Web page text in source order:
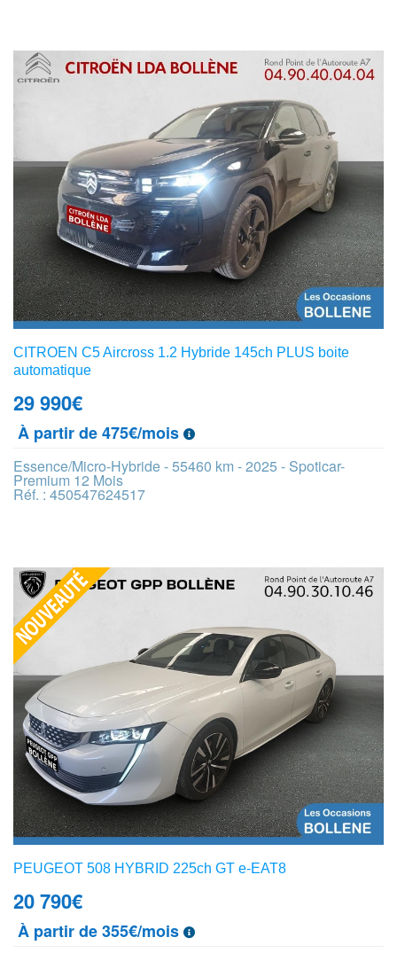
CITROEN C5 Aircross 1.2 Hybride 145ch PLUS boite
automatique
29 990€
À partir de 475€/mois
Essence/Micro-Hybride - 55460 km - 2025 - Spoticar-
Premium 12 Mois
Réf. : 450547624517
PEUGEOT 508 HYBRID 225ch GT e-EAT8
20 790€
À partir de 355€/mois